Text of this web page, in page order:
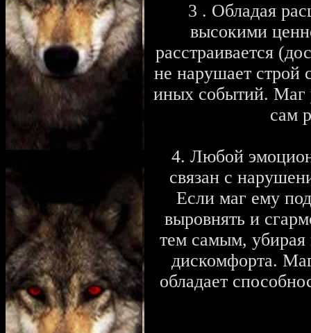
3 . Обладая
высокими
расстраивается
не нарушает строй
иных событий. Маг
сам
4. Любой
связан с
Если маг ему
выровнять и
тем самым,
дискомфорта.
обладает